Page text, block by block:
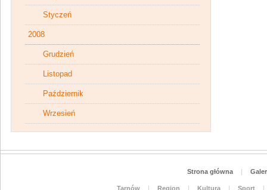
Styczeń
2008
Grudzień
Listopad
Październik
Wrzesień
Strona główna |
Tarnów | Region | Kultura | Sport
|